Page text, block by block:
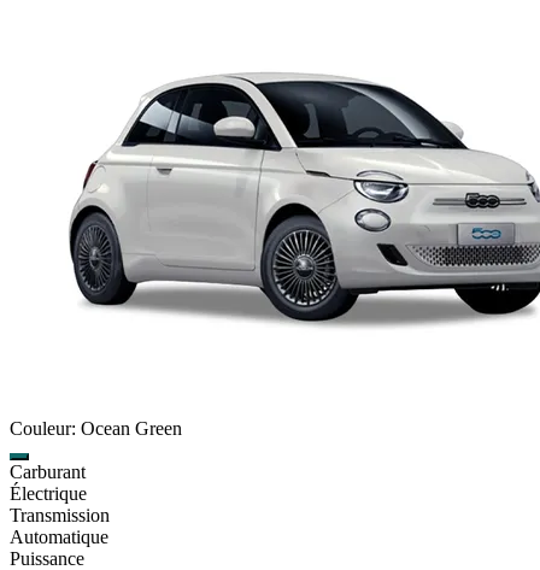
Couleur: Ocean Green
Carburant
Électrique
Transmission
Automatique
Puissance